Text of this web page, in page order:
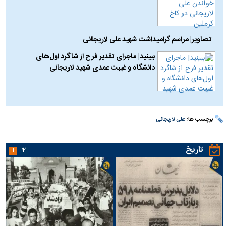
تصاویر| مراسم گرامیداشت شهید علی لاریجانی
ببینید| ماجرای تقدیر فرح از شاگرد اول‌های
دانشگاه و غیبت عمدی شهید لاریجانی
برچسب ها:علی لاریجانی
تاریخ ۱ ۲